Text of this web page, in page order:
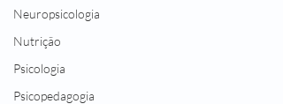
Neuropsicologia
Nutrição
Psicologia
Psicopedagogia